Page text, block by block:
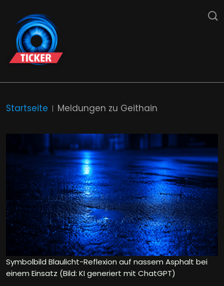
Startseite Meldungen zu Geithain
Symbolbild Blaulicht-Reflexion auf nassem Asphalt bei
einem Einsatz (Bild: KI generiert mit ChatGPT)